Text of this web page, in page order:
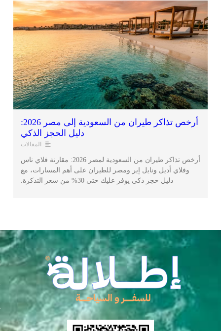
أرخص تذاكر طيران من السعودية إلى مصر 2026:
دليل الحجز الذكي
المقالات
أرخص تذاكر طيران من السعودية لمصر 2026: مقارنة فلاي ناس
وفلاي أديل ونايل إير ومصر للطيران على أهم المسارات، مع
دليل حجز ذكي يوفر عليك حتى 30% من سعر التذكرة.